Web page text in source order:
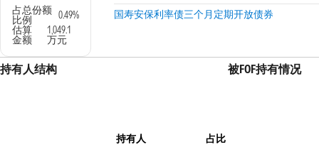
占总份额
比例
0.49%
估算
金额
1,049.1
万元
国寿安保利率债三个月定期开放债券
持有人结构
持有人 占比
被FOF持有情况